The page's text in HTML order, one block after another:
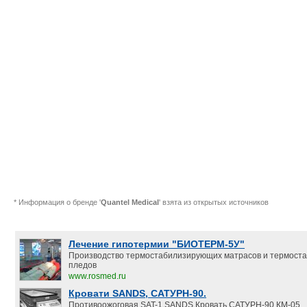
* Информация о бренде 'Quantel Medical' взята из открытых источников
Лечение гипотермии "БИОТЕРМ-5У"
Производство термостабилизирующих матрасов и
пледов
www.rosmed.ru
Кровати SANDS, САТУРН-90.
Противоожоговая SAT-1,SANDS,Кровать САТУРН-90 КМ-05